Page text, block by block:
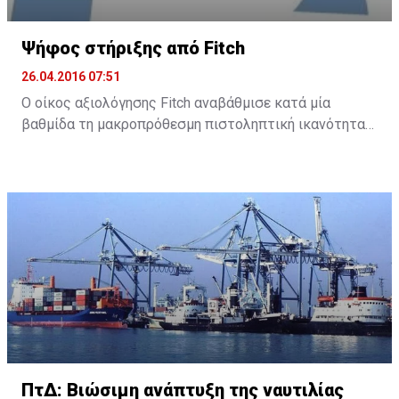
Ψήφος στήριξης από Fitch
26.04.2016 07:51
Ο οίκος αξιολόγησης Fitch αναβάθμισε κατά μία
βαθμίδα τη μακροπρόθεσμη πιστοληπτική ικανότητα
Συγκεκριμένα, ο Fitch ανακοίνωσε ότι αναβάθμισε την
Τράπεζα Κύπρου στο B- από CCC και την Ελληνική σε B
από B-.
Σύμφωνα με την ανακοίνωσή του, ο οίκος αναμένει
πως «κάποια βελτίωση στο οικονομικό περιβάλλον
στην Κύπρο και η εφαρμογή των μεταρρυθμίσεων του
πλαισίου αφερεγγυότητας θα στηρίξει τις
προσπάθειες εγχώριων τραπεζών να διαχειριστούν
ΠτΔ: Βιώσιμη ανάπτυξη της ναυτιλίας